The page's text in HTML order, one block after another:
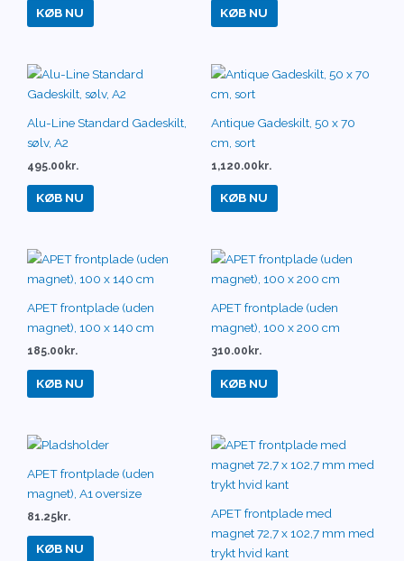
KØB NU KØB NU
Alu-Line Standard Gadeskilt,
sølv, A2
495.00kr.
KØB NU
Antique Gadeskilt, 50 x 70
cm, sort
1,120.00kr.
KØB NU
APET frontplade (uden
magnet), 100 x 140 cm
185.00 kr.
KØB NU
APET frontplade (uden
magnet), 100 x 200 cm
310.00 kr.
KØB NU
APET frontplade (uden
magnet), A1 oversize
81.25kr.
KØB NU
APET frontplade med
magnet 72,7 x 102,7 mm med
trykt hvid kant